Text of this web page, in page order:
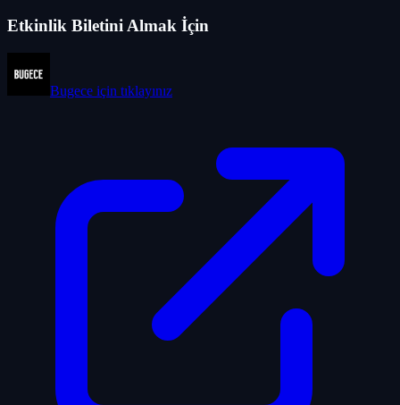
Etkinlik Biletini Almak İçin
Bugece için tıklayınız